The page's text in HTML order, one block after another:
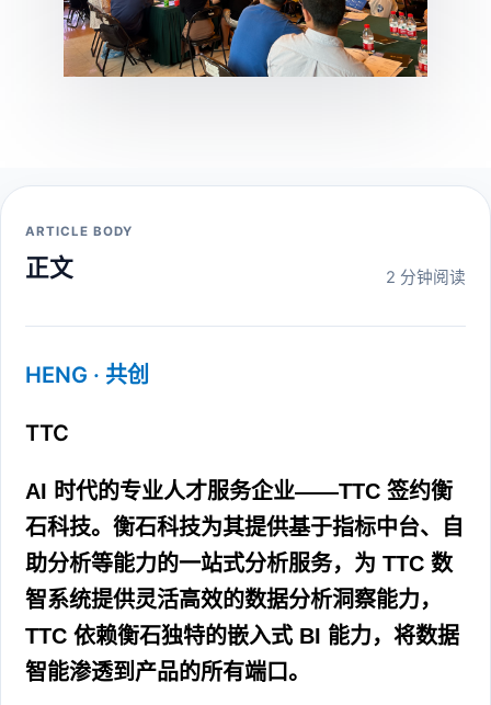
ARTICLE BODY
正文 2 分钟阅读
HENG · 共创
TTC
AI 时代的专业人才服务企业——TTC 签约衡
石科技。衡石科技为其提供基于指标中台、自
助分析等能力的一站式分析服务，为 TTC 数
智系统提供灵活高效的数据分析洞察能力，
TTC 依赖衡石独特的嵌入式 BI 能力，将数据
智能渗透到产品的所有端口。